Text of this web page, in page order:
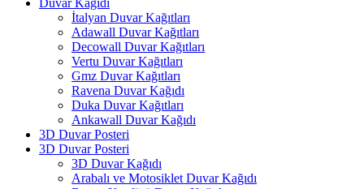
Duvar Kağıdı
İtalyan Duvar Kağıtları
Adawall Duvar Kağıtları
Decowall Duvar Kağıtları
Vertu Duvar Kağıtları
Gmz Duvar Kağıtları
Ravena Duvar Kağıdı
Duka Duvar Kağıtları
Ankawall Duvar Kağıdı
3D Duvar Posteri
3D Duvar Posteri
3D Duvar Kağıdı
Arabalı ve Motosiklet Duvar Kağıdı